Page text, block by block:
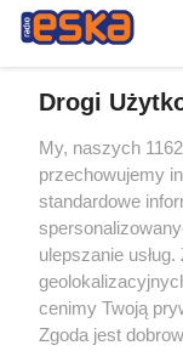
Drogi
My, naszych
przechowujemy
standardowe
ulepszanie
cenimy Twoją
Zgoda jest